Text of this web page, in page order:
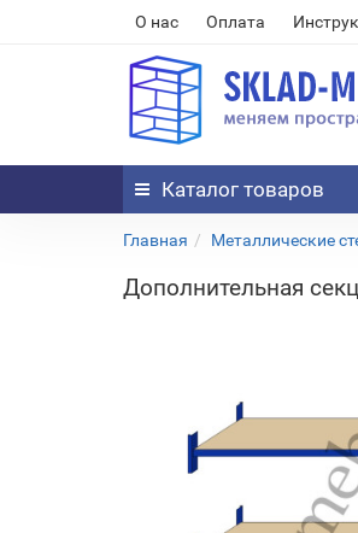
О нас Оплата
Каталог товаров
Главная Металлические
Дополнительная